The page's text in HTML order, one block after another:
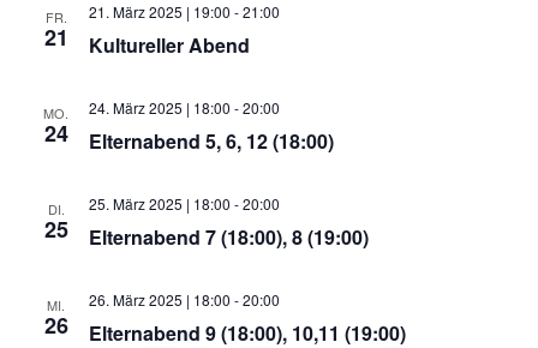
FR.
21 Kultureller Abend
21. März 2025 | 19:00 -21:00
MO.
24 Elternabend 5, 6, 12 (18:00)
24. März 2025 | 18:00 -20:00
DI.
25 Elternabend 7 (18:00), 8 (19:00)
25. März 2025 | 18:00 -20:00
MI.
26 Elternabend 9 (18:00), 10,11 (19:00)
26. März 2025 | 18:00 -20:00